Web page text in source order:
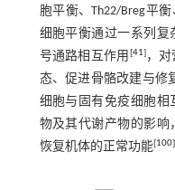
胞平衡、Th22/Breg平
细胞平衡通过一系列复
号通路相互作用 [41]，对
态、促进骨骼改建与修
细胞与固有免疫细胞相
物及其代谢产物的影响
恢复机体的正常功能[100]